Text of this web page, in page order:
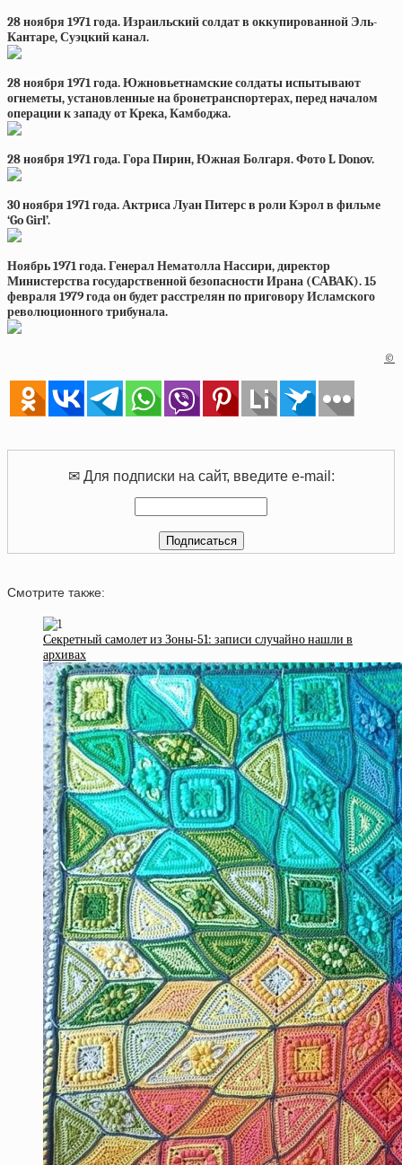
28 ноября 1971 года. Израильский солдат в оккупированной Эль-
Кантаре, Суэцкий канал.
28 ноября 1971 года. Южновьетнамские солдаты испытывают
огнеметы, установленные на бронетранспортерах, перед началом
операции к западу от Крека, Камбоджа.
28 ноября 1971 года. Гора Пирин, Южная Болгаря. Фото L Donov.
30 ноября 1971 года. Актриса Луан Питерс в роли Кэрол в фильме
‘Go Girl’.
Ноябрь 1971 года. Генерал Нематолла Нассири, директор
Министерства государственной безопасности Ирана (САВАК). 15
февраля 1979 года он будет расстрелян по приговору Исламского
революционного трибунала.
©
✉ Для подписки на сайт, введите e-mail:
Смотрите также:
Секретный самолет из Зоны-51: записи случайно нашли в
архивах